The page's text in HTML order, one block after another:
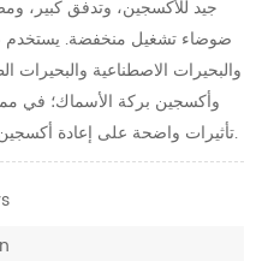
جيد للأكسجين، وتدفق كبير،
ضوضاء تشغيل منخفضة. يستخدم
والبحيرات الاصطناعية والبحيرات
وأكسجين بركة الأسماك؛ في
تأثيرات واضحة على إعادة أكسجين الجسم المائي ودورة الجسم المائي.